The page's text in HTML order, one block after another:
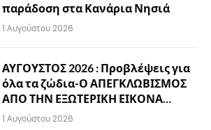
παράδοση στα Κανάρια Νησιά
1 Αυγούστου 2026
ΑΥΓΟΥΣΤΟΣ 2026 : Προβλέψεις για
όλα τα ζώδια-Ο ΑΠΕΓΚΛΩΒΙΣΜΟΣ
ΑΠΟ ΤΗΝ ΕΞΩΤΕΡΙΚΗ ΕΙΚΟΝΑ…
1 Αυγούστου 2026